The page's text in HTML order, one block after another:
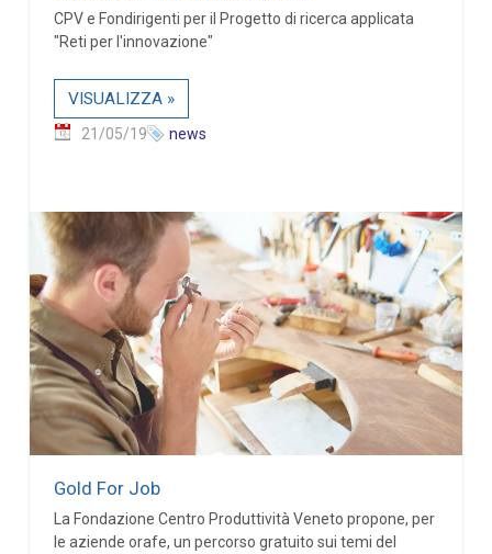
CPV e Fondirigenti per il Progetto di ricerca applicata
"Reti per l'innovazione"
VISUALIZZA »
21/05/19 news
Gold For Job
La Fondazione Centro Produttività Veneto propone, per
le aziende orafe, un percorso gratuito sui temi del